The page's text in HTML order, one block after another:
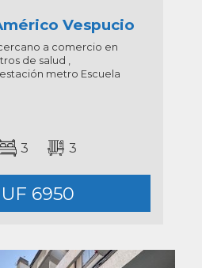
Vespucio
a comercio en
de salud ,
metro Escuela
3 3
UF 6950